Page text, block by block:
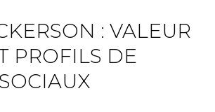
: VALEUR
PROFILS DE